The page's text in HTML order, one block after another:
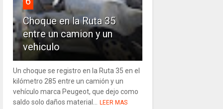
Choque en la Ruta 35
entre un camion y un
vehiculo
Un choque se registro en la Ruta 35 en el
kilómetro 285 entre un camión y un
vehículo marca Peugeot, que dejo como
saldo solo daños material... LEER MAS